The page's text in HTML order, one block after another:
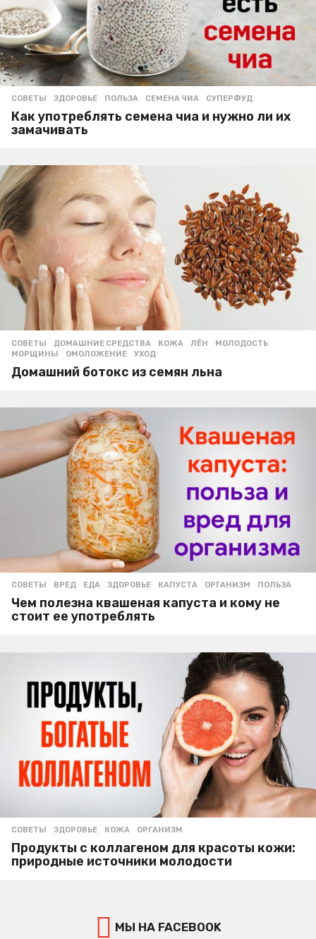
СОВЕТЫ ЗДОРОВЬЕ ,ПОЛЬЗА ,СЕМЕНА ЧИА ,СУПЕРФУД
Как употреблять семена чиа и нужно ли их
замачивать
СОВЕТЫ ДОМАШНИЕ СРЕДСТВА ,КОЖА ,ЛЁН ,МОЛОДОСТЬ
МОРЩИНЫ
,ОМОЛОЖЕНИЕ ,УХОД
Домашний ботокс из семян льна
СОВЕТЫ ВРЕД ,ЕДА ,ЗДОРОВЬЕ ,КАПУСТА ,ОРГАНИЗМ ,ПОЛЬЗА
Чем полезна квашеная капуста и кому не
стоит ее употреблять
СОВЕТЫ ЗДОРОВЬЕ ,КОЖА ,ОРГАНИЗМ
Продукты с коллагеном для красоты кожи:
природные источники молодости
МЫ НА FACEBOOK